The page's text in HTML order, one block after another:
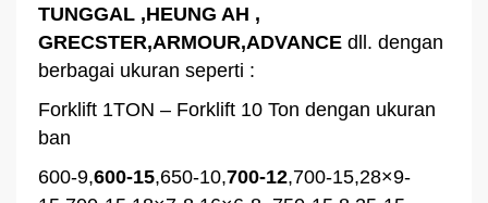
TUNGGAL ,HEUNG AH ,
GRECSTER,ARMOUR,ADVANCE dll. dengan
berbagai ukuran seperti :
Forklift 1TON – Forklift 10 Ton dengan ukuran
ban
600-9,600-15,650-10,700-12,700-15,28×9-